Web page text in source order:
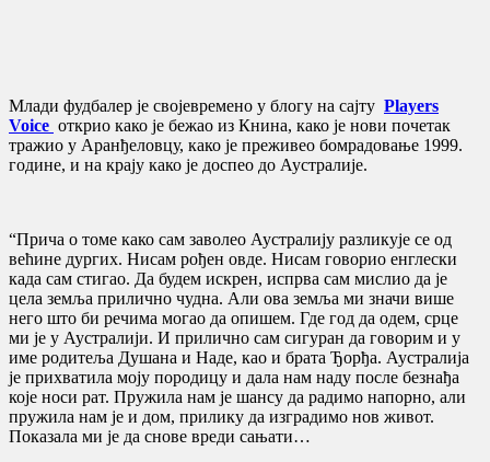
Млади фудбалер је својевремено у блогу на сајту Players
Voice открио како је бежао из Книна, како је нови почетак
тражио у Аранђеловцу, како је преживео бомрадовање 1999.
године, и на крају како је доспео до Аустралије.
“Прича о томе како сам заволео Аустралију разликује се од
већине дургих. Нисам рођен овде. Нисам говорио енглески
када сам стигао. Да будем искрен, испрва сам мислио да је
цела земља прилично чудна. Али ова земља ми значи више
него што би речима могао да опишем. Где год да одем, срце
ми је у Аустралији. И прилично сам сигуран да говорим и у
име родитеља Душана и Наде, као и брата Ђорђа. Аустралија
је прихватила моју породицу и дала нам наду после безнађа
које носи рат. Пружила нам је шансу да радимо напорно, али
пружила нам је и дом, прилику да изградимо нов живот.
Показала ми је да снове вреди сањати…